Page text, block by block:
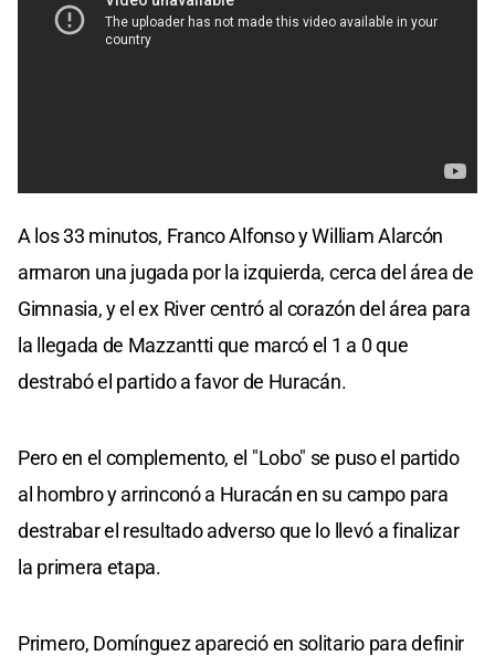
A los 33 minutos, Franco Alfonso y William Alarcón
armaron una jugada por la izquierda, cerca del área de
Gimnasia, y el ex River centró al corazón del área para
la llegada de Mazzantti que marcó el 1 a 0 que
destrabó el partido a favor de Huracán.
Pero en el complemento, el "Lobo" se puso el partido
al hombro y arrinconó a Huracán en su campo para
destrabar el resultado adverso que lo llevó a finalizar
la primera etapa.
Primero, Domínguez apareció en solitario para definir